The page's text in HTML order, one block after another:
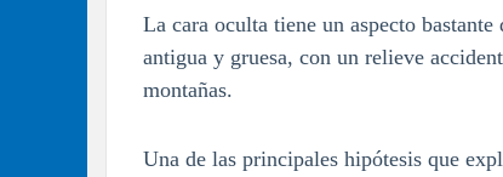
La cara oculta tiene un aspecto
antigua y gruesa, con un relieve
montañas.
Una de las principales hipótesis que